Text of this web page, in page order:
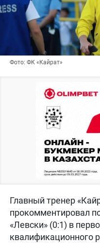
Фото: ФК «Кайрат»
Главный тренер
прокомментировал
«Левски» (0:1) в
квалификационного